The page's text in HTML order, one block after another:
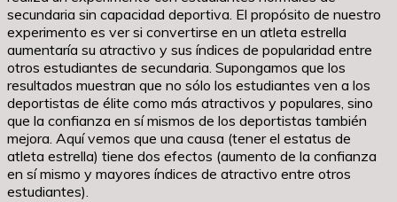
secundaria sin capacidad deportiva. El propósito de nuestro
experimento es ver si convertirse en un atleta estrella
aumentaría su atractivo y sus índices de popularidad entre
otros estudiantes de secundaria. Supongamos que los
resultados muestran que no sólo los estudiantes ven a los
deportistas de élite como más atractivos y populares, sino
que la confianza en sí mismos de los deportistas también
mejora. Aquí vemos que una causa (tener el estatus de
atleta estrella) tiene dos efectos (aumento de la confianza
en sí mismo y mayores índices de atractivo entre otros
estudiantes).